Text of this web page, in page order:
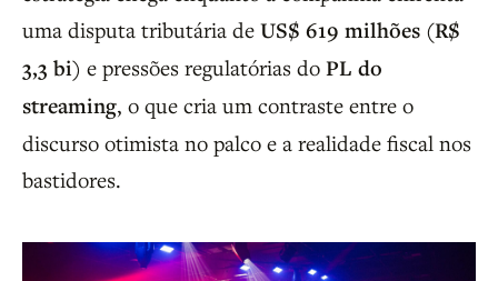
uma disputa tributária de US$ 619 milhões (R$
3,3 bi) e pressões regulatórias do PL do
streaming, o que cria um contraste entre o
discurso otimista no palco e a realidade fiscal nos
bastidores.